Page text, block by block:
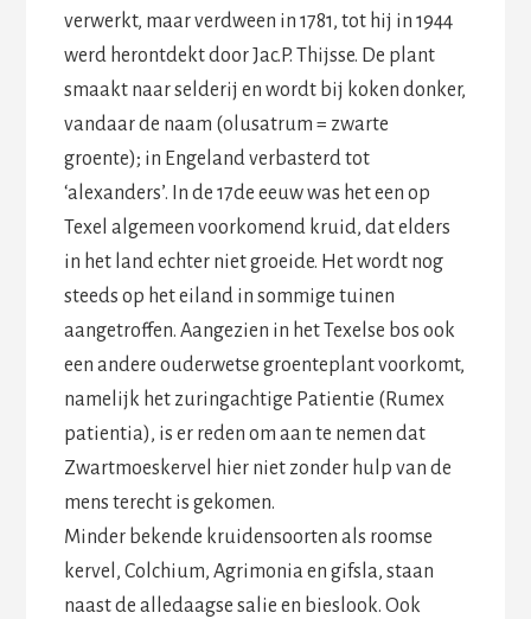
verwerkt, maar verdween in 1781, tot hij in 1944
werd herontdekt door Jac.P. Thijsse. De plant
smaakt naar selderij en wordt bij koken donker,
vandaar de naam (olusatrum = zwarte
groente); in Engeland verbasterd tot
‘alexanders’. In de 17de eeuw was het een op
Texel algemeen voorkomend kruid, dat elders
in het land echter niet groeide. Het wordt nog
steeds op het eiland in sommige tuinen
aangetroffen. Aangezien in het Texelse bos ook
een andere ouderwetse groenteplant voorkomt,
namelijk het zuringachtige Patientie (Rumex
patientia), is er reden om aan te nemen dat
Zwartmoeskervel hier niet zonder hulp van de
mens terecht is gekomen.
Minder bekende kruidensoorten als roomse
kervel, Colchium, Agrimonia en gifsla, staan
naast de alledaagse salie en bieslook. Ook